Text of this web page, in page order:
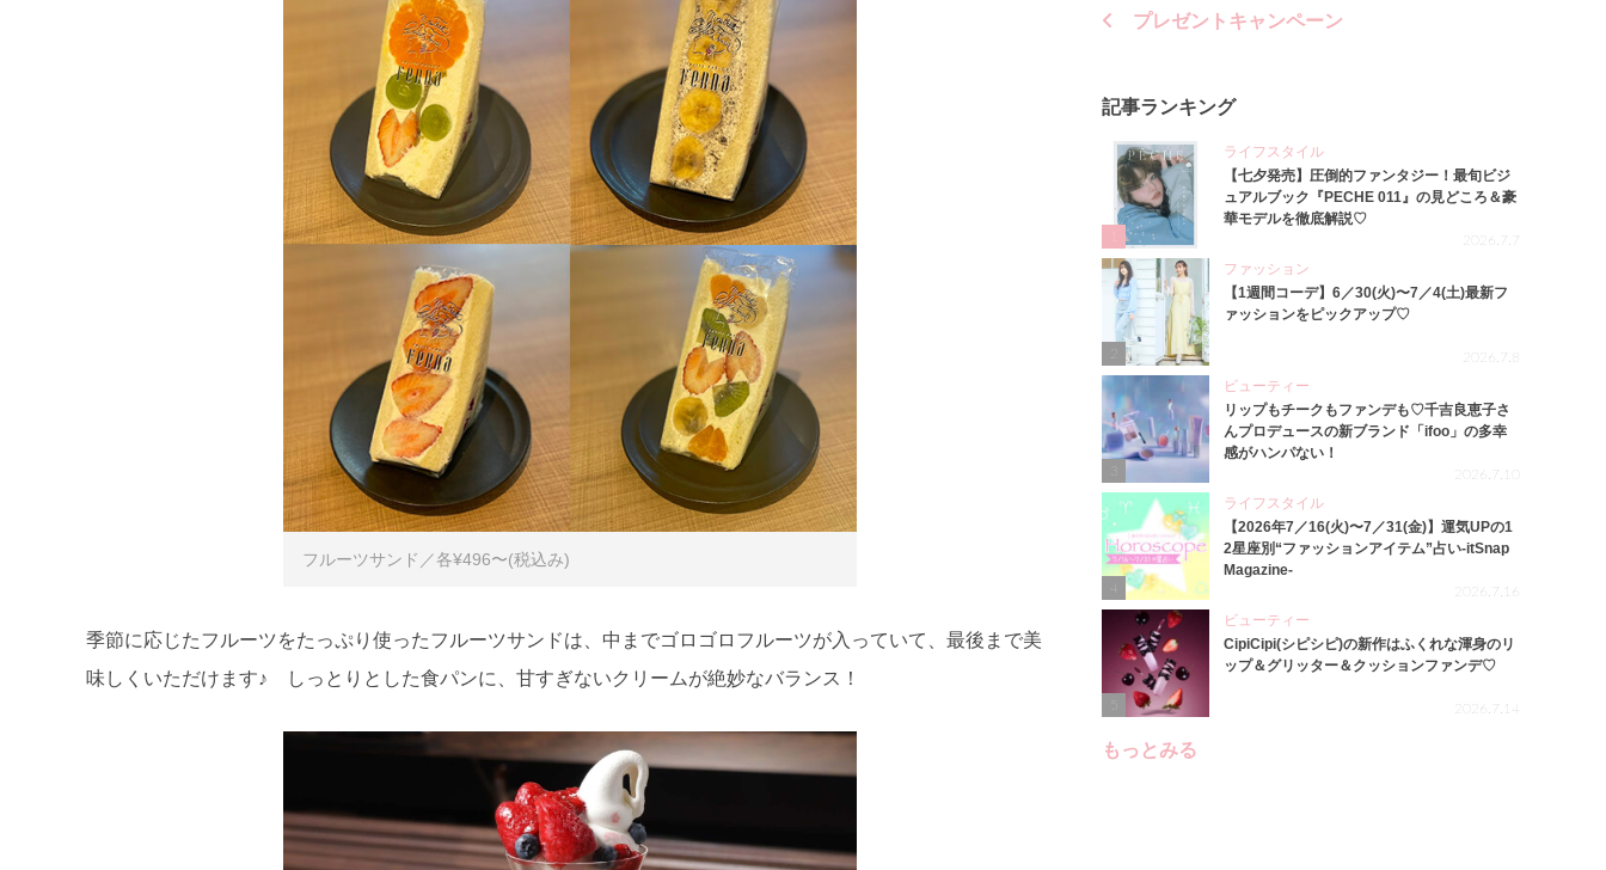
フルーツサンド／各¥496〜(税込み)
季節に応じたフルーツをたっぷり使ったフルーツサンドは、中までゴロゴロフルーツが入っていて、最後まで美
味しくいただけます♪ しっとりとした食パンに、甘すぎないクリームが絶妙なバランス！
プレゼントキャンペーン
記事ランキング
ライフスタイル
【七夕発売】圧倒的ファンタジー！最旬ビジ
ュアルブック『PECHE 011』の見どころ＆豪
華モデルを徹底解説♡
2026.7.7
ファッション
【1週間コーデ】6／30(火)〜7／4(土)最新フ
ァッションをピックアップ♡
2026.7.8
3
ビューティー
リップもチークもファンデも♡千吉良恵子さ
んプロデュースの新ブランド「ifoo」の多幸
感がハンパない！
2026.7.10
4
ライフスタイル
【2026年7／16(火)〜7／31(金)】運気UPの1
2星座別“ファッションアイテム”占い-itSnap
Magazine-
2026.7.16
ビューティー
CipiCipi(シピシピ)の新作はふくれな渾身のリ
ップ＆グリッター＆クッションファンデ♡
2026.7.14
もっとみる